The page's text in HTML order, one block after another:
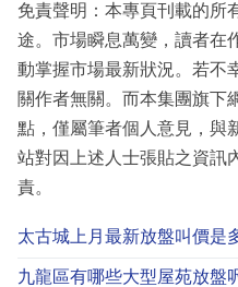
免責聲明：本專頁刊載的所
途。市場瞬息萬變，讀者在
動掌握市場最新狀況。若不
關作者無關。而本集團旗下
點，僅屬筆者個人意見，與
站對因上述人士張貼之資訊
責。
太古城上月最新放盤叫價是
九龍區有哪些大型屋苑放盤